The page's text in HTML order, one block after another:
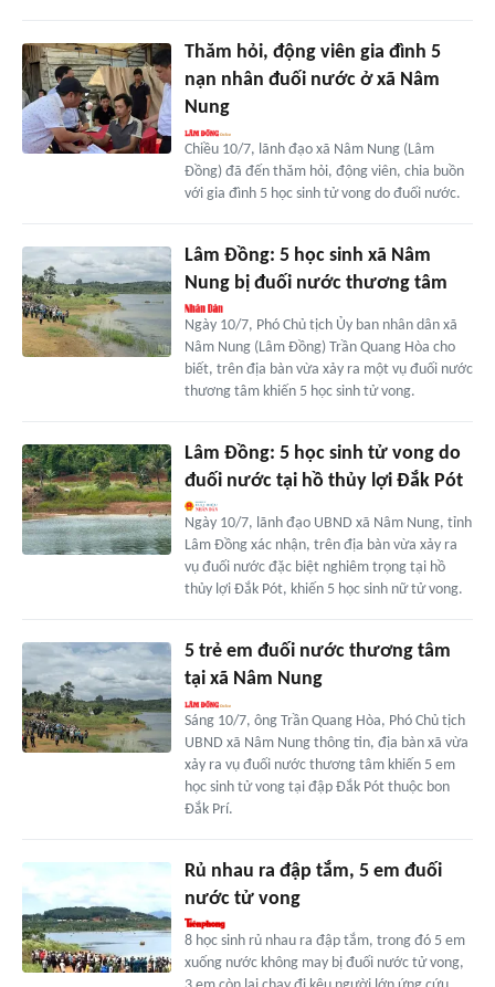
Thăm hỏi, động viên gia đình 5
nạn nhân đuối nước ở xã Nâm
Nung
Chiều 10/7, lãnh đạo xã Nâm Nung (Lâm
Đồng) đã đến thăm hỏi, động viên, chia buồn
với gia đình 5 học sinh tử vong do đuối nước.
Lâm Đồng: 5 học sinh xã Nâm
Nung bị đuối nước thương tâm
Ngày 10/7, Phó Chủ tịch Ủy ban nhân dân xã
Nâm Nung (Lâm Đồng) Trần Quang Hòa cho
biết, trên địa bàn vừa xảy ra một vụ đuối nước
thương tâm khiến 5 học sinh tử vong.
Lâm Đồng: 5 học sinh tử vong do
đuối nước tại hồ thủy lợi Đắk Pót
Ngày 10/7, lãnh đạo UBND xã Nâm Nung, tỉnh
Lâm Đồng xác nhận, trên địa bàn vừa xảy ra
vụ đuối nước đặc biệt nghiêm trọng tại hồ
thủy lợi Đắk Pót, khiến 5 học sinh nữ tử vong.
5 trẻ em đuối nước thương tâm
tại xã Nâm Nung
Sáng 10/7, ông Trần Quang Hòa, Phó Chủ tịch
UBND xã Nâm Nung thông tin, địa bàn xã vừa
xảy ra vụ đuối nước thương tâm khiến 5 em
học sinh tử vong tại đập Đắk Pót thuộc bon
Đắk Prí.
Rủ nhau ra đập tắm, 5 em đuối
nước tử vong
8 học sinh rủ nhau ra đập tắm, trong đó 5 em
xuống nước không may bị đuối nước tử vong,